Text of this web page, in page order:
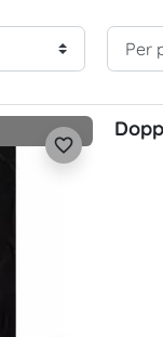
favorite_border